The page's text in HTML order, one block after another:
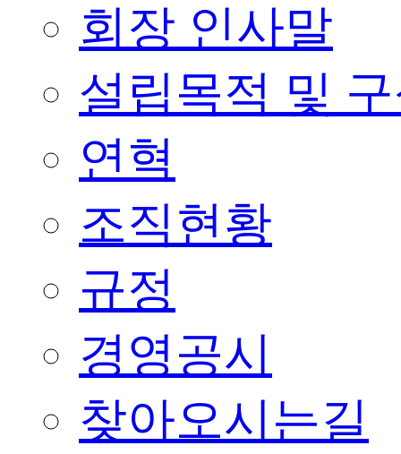
회장 인사말
설립목적 및
연혁
조직현황
규정
경영공시
찾아오시는길